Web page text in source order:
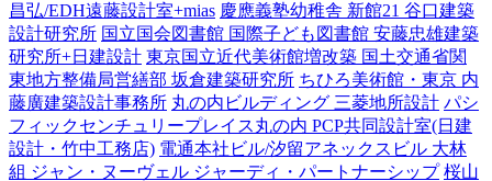
昌弘/EDH遠藤設計室+mias 慶應義塾幼稚舎 新館21 谷口建築
設計研究所 国立国会図書館 国際子ども図書館 安藤忠雄建築
研究所+日建設計 東京国立近代美術館増改築 国土交通省関
東地方整備局営繕部 坂倉建築研究所 ちひろ美術館・東京 内
藤廣建築設計事務所 丸の内ビルディング 三菱地所設計 パシ
フィックセンチュリープレイス丸の内 PCP共同設計室(日建
設計・竹中工務店) 電通本社ビル/汐留アネックスビル 大林
組 ジャン・ヌーヴェル ジャーディ・パートナーシップ 桜山